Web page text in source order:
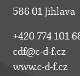
586 01 Jihlava
+420 774 101
cdf@c-d-f.cz
www.c-d-f.cz